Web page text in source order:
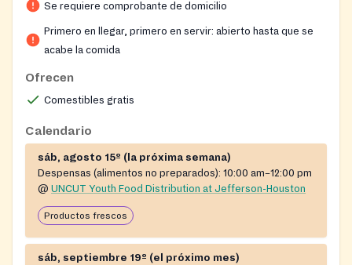
including fresh produce to City of Alexandria residents.
Drive-up and walk-up service is available at the
school's bus loading zone behind the building. The
and serves as a walkable community hub, with the
food distribution providing a welcoming, neighborly
touchpoint for area families experiencing food
insecurity.
Se requiere comprobante de domicilio
Primero en llegar, primero en servir: abierto hasta que se
acabe la comida
Ofrecen
Comestibles gratis
Calendario
sáb, agosto 15º (la próxima semana)
Despensas (alimentos no preparados): 10:00 am–12:00 pm
@ UNCUT Youth Food Distribution at Jefferson-Houston
Productos frescos
sáb, septiembre 19º (el próximo mes)